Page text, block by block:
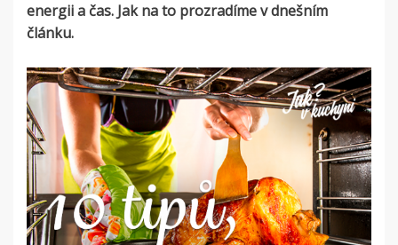
energii a čas. Jak na to prozradíme v dnešním
článku.